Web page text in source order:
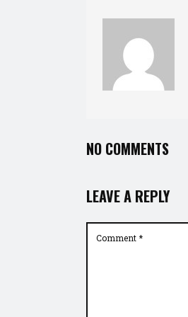
NO COMMENTS
LEAVE A REPLY